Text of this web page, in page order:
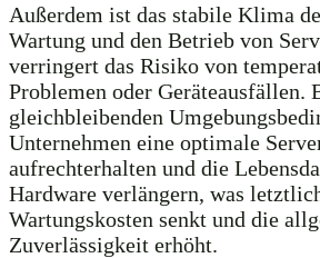
Außerdem ist das stabile Klima
Wartung und den Betrieb von
verringert das Risiko von
Problemen oder Geräteausfällen.
gleichbleibenden
Unternehmen eine optimale
aufrechterhalten und die
Hardware verlängern, was
Wartungskosten senkt und die
Zuverlässigkeit erhöht.